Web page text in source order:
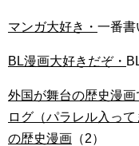
マンガ大好き・ 一番書
BL漫画大好きだぞ・
外国が舞台の歴史漫
ログ（パラレル入っ
の歴史漫画 （2）